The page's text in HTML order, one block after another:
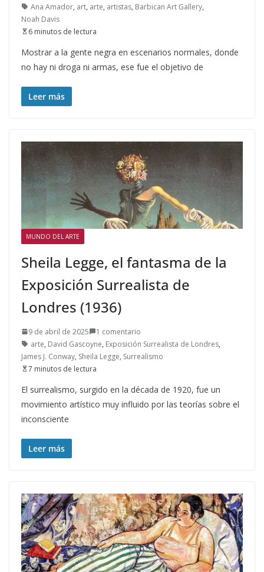
Ana Amador, art, arte, artistas, Barbican Art Gallery,
Noah Davis
6 minutos de lectura
Mostrar a la gente negra en escenarios normales, donde
no hay ni droga ni armas, ese fue el objetivo de
Leer más
MUNDO DEL ARTE
Sheila Legge, el fantasma de la
Exposición Surrealista de
Londres (1936)
9 de abril de 2025
1 comentario
arte, David Gascoyne, Exposición Surrealista de Londres,
James J. Conway, Sheila Legge, Surrealismo
7 minutos de lectura
El surrealismo, surgido en la década de 1920, fue un
movimiento artístico muy influido por las teorías sobre el
inconsciente
Leer más